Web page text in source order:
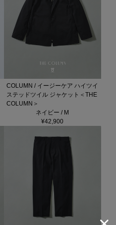
COLUMN / イージーケア ハイツイ
ステッドツイル ジャケット＜THE
COLUMN＞
ネイビー / M
¥42,900